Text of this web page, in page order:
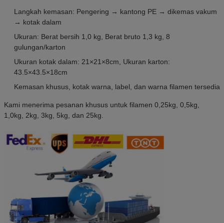
Langkah kemasan: Pengering → kantong PE → dikemas vakum
→ kotak dalam
Ukuran: Berat bersih 1,0 kg, Berat bruto 1,3 kg, 8
gulungan/karton
Ukuran kotak dalam: 21×21×8cm, Ukuran karton:
43.5×43.5×18cm
Kemasan khusus, kotak warna, label, dan warna filamen tersedia
Kami menerima pesanan khusus untuk filamen 0,25kg, 0,5kg,
1,0kg, 2kg, 3kg, 5kg, dan 25kg.